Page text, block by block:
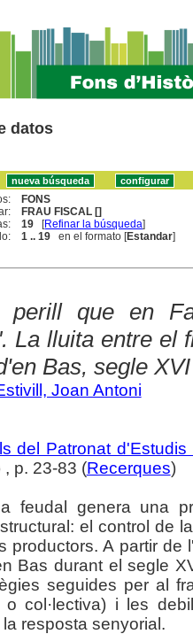
datos
FONS
FRAU FISCAL []
19 [Refinar la búsqueda]
1 .. 19 en el formato [Estandar]
perill que en
La lluita entre el
Bas, segle XVI
Joan Antoni
del Patronat
p. 23-83 (Recerques)
feudal genera una
el control de
productors. A partir
Bas durant el segle
seguides per al
o col·lectiva) i les
resposta senyorial.